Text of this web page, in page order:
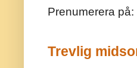
Prenumerera på:
Trevlig